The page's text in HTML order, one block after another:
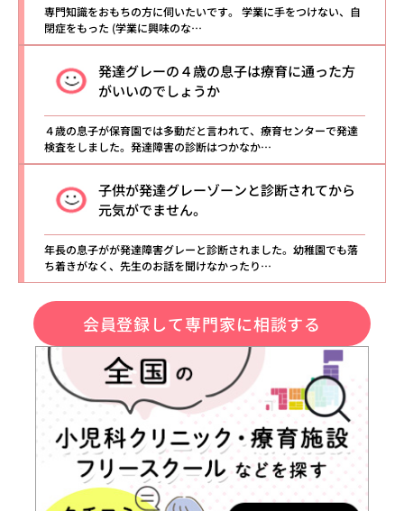
専門知識をおもちの方に伺いたいです。 学業に手をつけない、自
閉症をもった (学業に興味のな…
発達グレーの４歳の息子は療育に通った方
がいいのでしょうか
４歳の息子が保育園では多動だと言われて、療育センターで発達
検査をしました。発達障害の診断はつかなか…
子供が発達グレーゾーンと診断されてから
元気がでません。
年長の息子がが発達障害グレーと診断されました。幼稚園でも落
ち着きがなく、先生のお話を聞けなかったり…
会員登録して専門家に相談する